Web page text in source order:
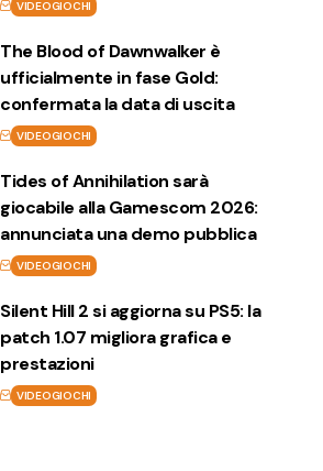
VIDEOGIOCHI
The Blood of Dawnwalker è
ufficialmente in fase Gold:
confermata la data di uscita
VIDEOGIOCHI
Tides of Annihilation sarà
giocabile alla Gamescom 2026:
annunciata una demo pubblica
VIDEOGIOCHI
Silent Hill 2 si aggiorna su PS5: la
patch 1.07 migliora grafica e
prestazioni
VIDEOGIOCHI